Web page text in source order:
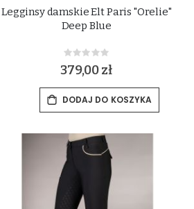
Legginsy damskie Elt Paris "Orelie"
Deep Blue
Rating:
0%
379,00 zł
DODAJ DO KOSZYKA